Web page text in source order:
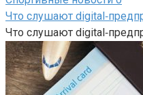
Что слушают
Что слушают